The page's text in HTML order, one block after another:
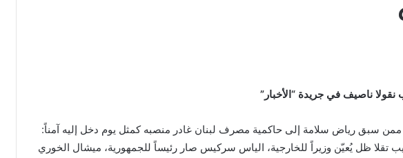
نقولا ناصيف في جريدة “الأخبار”
سبق رياض سلامة إلى حاكمية مصرف لبنان غادر منصبه كمثل يوم دخل إليه آمناً:
تقلا ظل يُعيّن وزيراً للخارجية، الياس سركيس صار رئيساً للجمهورية، ميشال الخوري